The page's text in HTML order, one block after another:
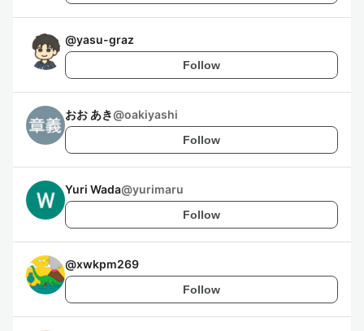
@yasu-graz
Follow
おお あき@oakiyashi
Follow
Yuri Wada@yurimaru
Follow
@xwkpm269
Follow